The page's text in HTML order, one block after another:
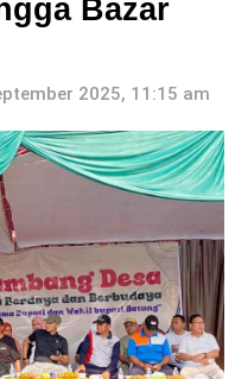
Bazar
2025, 11:15 am